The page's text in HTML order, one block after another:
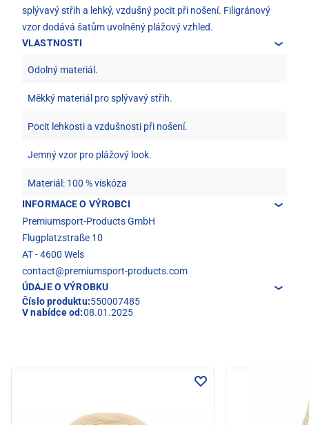
splývavý střih a lehký, vzdušný pocit při nošení. Filigránový
vzor dodává šatům uvolněný plážový vzhled.
VLASTNOSTI
Odolný materiál.
Měkký materiál pro splývavý střih.
Pocit lehkosti a vzdušnosti při nošení.
Jemný vzor pro plážový look.
Materiál: 100 % viskóza
INFORMACE O VÝROBCI
Premiumsport-Products GmbH
Flugplatzstraße 10
AT - 4600 Wels
contact@premiumsport-products.com
ÚDAJE O VÝROBKU
Číslo produktu:550007485
V nabídce od:08.01.2025